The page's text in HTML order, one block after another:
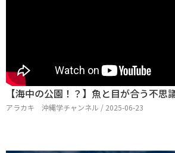
【海中の公園！？】魚と目が合う不思
アラカキ 沖縄学チャンネル / 2025-06-23